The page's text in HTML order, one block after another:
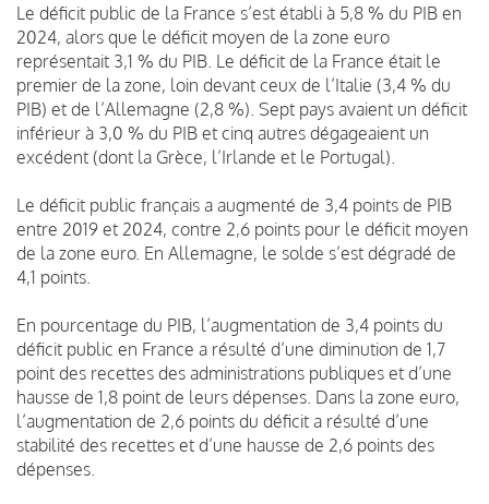
Le déficit public de la France s’est établi à 5,8 % du PIB en
2024, alors que le déficit moyen de la zone euro
représentait 3,1 % du PIB. Le déficit de la France était le
premier de la zone, loin devant ceux de l’Italie (3,4 % du
PIB) et de l’Allemagne (2,8 %). Sept pays avaient un déficit
inférieur à 3,0 % du PIB et cinq autres dégageaient un
excédent (dont la Grèce, l’Irlande et le Portugal).
Le déficit public français a augmenté de 3,4 points de PIB
entre 2019 et 2024, contre 2,6 points pour le déficit moyen
de la zone euro. En Allemagne, le solde s’est dégradé de
4,1 points.
En pourcentage du PIB, l’augmentation de 3,4 points du
déficit public en France a résulté d’une diminution de 1,7
point des recettes des administrations publiques et d’une
hausse de 1,8 point de leurs dépenses. Dans la zone euro,
l’augmentation de 2,6 points du déficit a résulté d’une
stabilité des recettes et d’une hausse de 2,6 points des
dépenses.